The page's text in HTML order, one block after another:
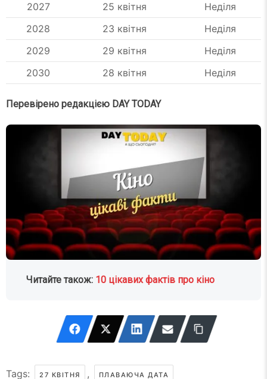
2027
25 квітня
Неділя
2028
23 квітня
Неділя
2029
29 квітня
Неділя
2030
28 квітня Неділя
Перевірено редакцією DAY TODAY
Читайте також: 10 цікавих фактів про кіно
Tags: 27 КВІТНЯ , ПЛАВАЮЧА ДАТА